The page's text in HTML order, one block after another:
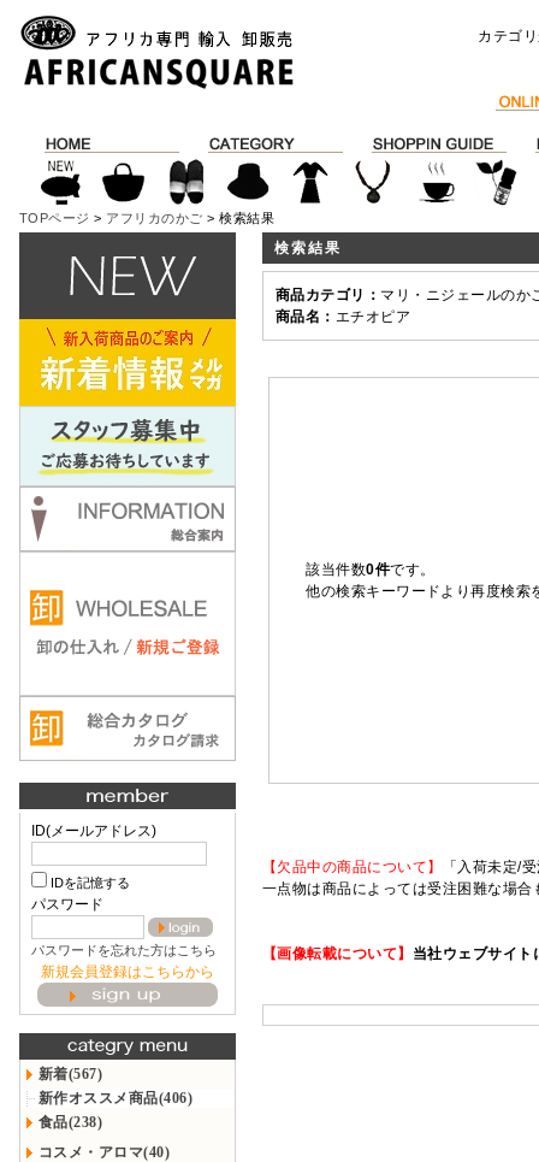
カテゴ
TOPページ > アフリカのかご > 検索結果
ID(メールアドレス)
IDを記憶する
パスワード
パスワードを忘れた方はこちら
新規会員登録はこちらから
新着(567)
新作オススメ商品(406)
食品(238)
コスメ・アロマ(40)
検索結果
商品カテゴリ： マリ・ニジェールのか
商品名： エチオピア
該当件数0件です。
他の検索キーワードより再度検索
【欠品中の商品について】
「入荷未定/
一点物は商品によっては受注困難な場
【画像転載について】 当社ウェブサイト